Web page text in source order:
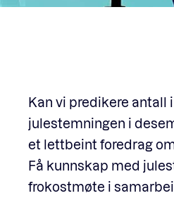
Kan vi predikere antall
julestemningen i
et lettbeint foredrag
Få kunnskap med
frokostmøte i